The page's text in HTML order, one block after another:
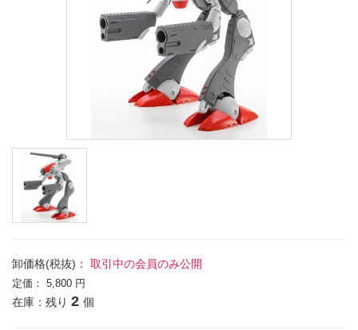
卸価格(税抜)： 取引中の会員のみ公開
定価： 5,800 円
在庫：残り 2 個